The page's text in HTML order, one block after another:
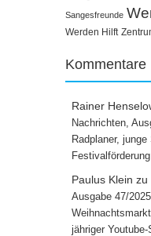
Sangesfreunde
Werden Hilft
Kommentare
Rainer
Nachrichten,
Radplaner,
Festivalförderung
Paulus Klein zu
Ausgabe 47/
jähriger Youtube-